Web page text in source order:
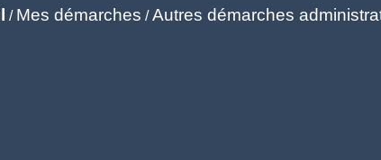
/ Mes démarches /Autres démarches